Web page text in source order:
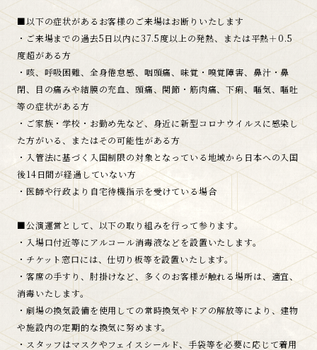
■以下の症状があるお客様のご来場はお断りいたします
・ご来場までの過去5日以内に37.5度以上の発熱、または平熱＋0.5
度超がある方
・咳、呼吸困難、全身倦怠感、咽頭痛、味覚・嗅覚障害、鼻汁・鼻
閉、目の痛みや結膜の充血、頭痛、関節・筋肉痛、下痢、嘔気、嘔吐
等の症状がある方
・ご家族・学校・お勤め先など、身近に新型コロナウイルスに感染し
た方がいる、またはその可能性がある方
・入管法に基づく入国制限の対象となっている地域から日本への入国
後14日間が経過していない方
・医師や行政より自宅待機指示を受けている場合
■公演運営として、以下の取り組みを行って参ります。
・入場口付近等にアルコール消毒液などを設置いたします。
・チケット窓口には、仕切り板等を設置いたします。
・客席の手すり、肘掛けなど、多くのお客様が触れる場所は、適宜、
消毒いたします。
・劇場の換気設備を使用しての常時換気やドアの解放等により、建物
や施設内の定期的な換気に努めます。
・スタッフはマスクやフェイスシールド、手袋等を必要に応じて着用